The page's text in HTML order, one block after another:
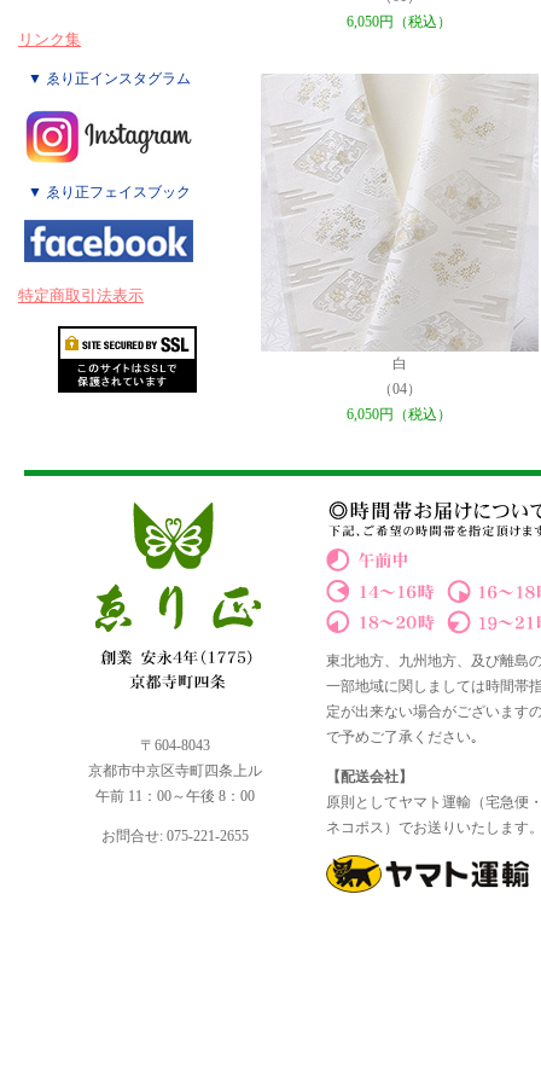
リンク集
▼ ゑり正インスタグラム
▼ ゑり正フェイスブック
特定商取引法表示
6,050円（税込）
白
（04）
6,050円（税込）
〒604-8043
京都市中京区寺町四条上ル
午前 11：00～午後 8：00
お問合せ: 075-221-2655
東北地方、九州地方、及び離島
一部地域に関しましては時間帯
定が出来ない場合がございます
で予めご了承ください｡
【配送会社】
原則としてヤマト運輸（宅急便
ネコポス）でお送りいたします